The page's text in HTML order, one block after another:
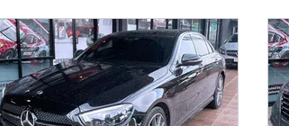
LAMBORGHINI
JEEP